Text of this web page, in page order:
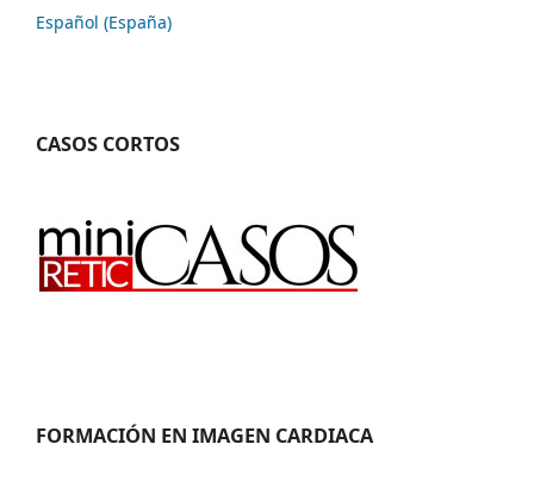
Español (España)
CASOS CORTOS
FORMACIÓN EN IMAGEN CARDIACA